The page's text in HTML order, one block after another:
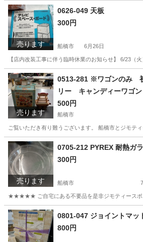
千葉 船橋市 現地
売ります
0626-049 天板
300円
船橋市 6月26日
【店内改装工事に伴う臨時休業のお知らせ】 6/23（
千葉 船橋市 リユース
売ります
0513-281 ※ワゴンのみ
リー キャンディーワゴン
500円
船橋市
ご覧いただき有り難うございます。 船橋市とジモ
千葉 船橋市 リユース
売ります
0705-212 PYREX 耐熱ガ
300円
船橋市
★★★★★ ご自宅にある不要品を是非ジモティースポ
千葉 船橋市 耐熱ガラス
0801-047 ジョイントマ
800円